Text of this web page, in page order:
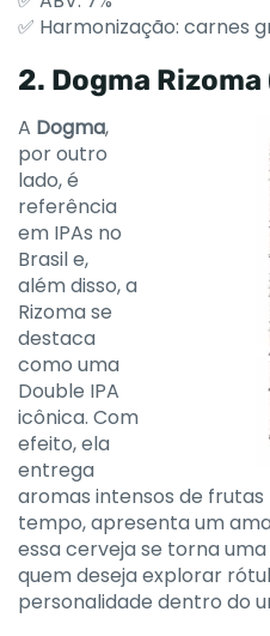
✅ Harmonização: carnes
2. Dogma Rizoma
A Dogma,
por outro
lado, é
referência
em IPAs no
Brasil e,
além disso, a
Rizoma se
destaca
como uma
Double IPA
icônica. Com
efeito, ela
entrega
aromas intensos de
tempo, apresenta um
essa cerveja se torna
quem deseja explorar
personalidade dentro do